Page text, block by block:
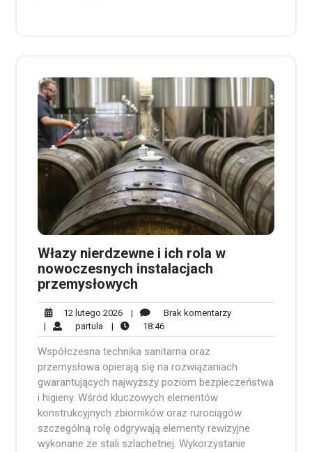
Włazy nierdzewne i ich rola w
nowoczesnych instalacjach
przemysłowych
12 lutego 202612
lutego
2026
| Brak komentarzyBrak
| partula partula
| 18:4618:46
Współczesna technika sanitarna oraz
przemysłowa opierają się na rozwiązaniach
gwarantujących najwyższy poziom bezpieczeństwa
i higieny. Wśród kluczowych elementów
konstrukcyjnych zbiorników oraz rurociągów
szczególną rolę odgrywają elementy rewizyjne
wykonane ze stali szlachetnej. Wykorzystanie